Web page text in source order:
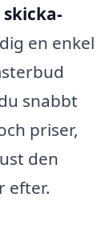
skicka-
en enkel
snabbt
priser,
den
efter.